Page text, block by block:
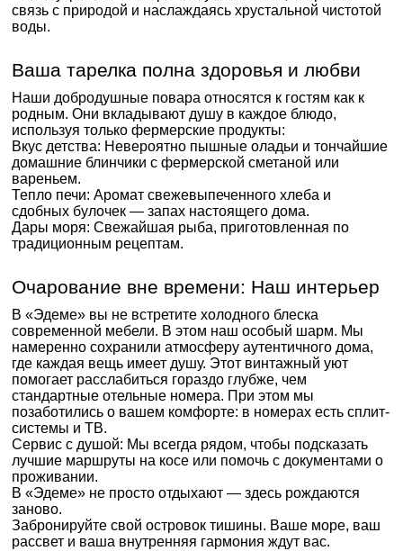
связь с природой и наслаждаясь хрустальной чистотой
воды.
Ваша тарелка полна здоровья и любви
Наши добродушные повара относятся к гостям как к
родным. Они вкладывают душу в каждое блюдо,
используя только фермерские продукты:
Вкус детства: Невероятно пышные оладьи и тончайшие
домашние блинчики с фермерской сметаной или
вареньем.
Тепло печи: Аромат свежевыпеченного хлеба и
сдобных булочек — запах настоящего дома.
Дары моря: Свежайшая рыба, приготовленная по
традиционным рецептам.
Очарование вне времени: Наш интерьер
В «Эдеме» вы не встретите холодного блеска
современной мебели. В этом наш особый шарм. Мы
намеренно сохранили атмосферу аутентичного дома,
где каждая вещь имеет душу. Этот винтажный уют
помогает расслабиться гораздо глубже, чем
стандартные отельные номера. При этом мы
позаботились о вашем комфорте: в номерах есть сплит-
системы и ТВ.
Сервис с душой: Мы всегда рядом, чтобы подсказать
лучшие маршруты на косе или помочь с документами о
проживании.
В «Эдеме» не просто отдыхают — здесь рождаются
заново.
Забронируйте свой островок тишины. Ваше море, ваш
рассвет и ваша внутренняя гармония ждут вас.